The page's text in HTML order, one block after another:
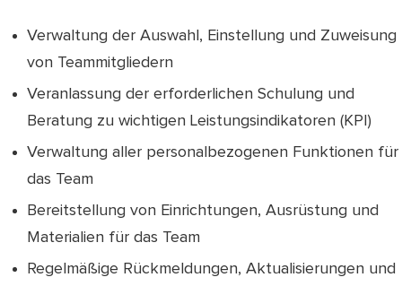
Verwaltung der Auswahl, Einstellung und Zuweisung
von Teammitgliedern
Veranlassung der erforderlichen Schulung und
Beratung zu wichtigen Leistungsindikatoren (KPI)
Verwaltung aller personalbezogenen Funktionen für
das Team
Bereitstellung von Einrichtungen, Ausrüstung und
Materialien für das Team
Regelmäßige Rückmeldungen, Aktualisierungen und